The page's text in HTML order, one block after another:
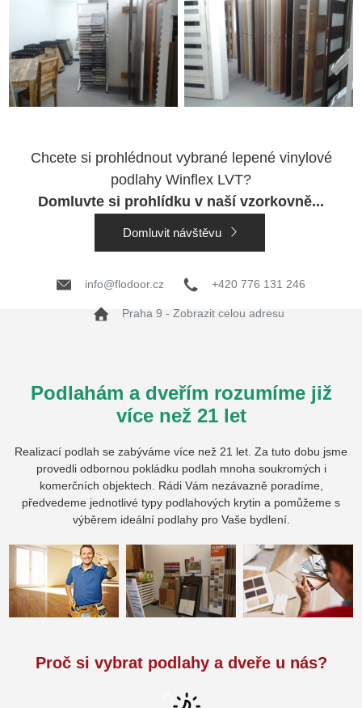
Chcete si prohlédnout vybrané lepené vinylové
podlahy Winflex LVT?
Domluvte si prohlídku v naší vzorkovně...
Domluvit návštěvu
info@flodoor.cz +420 776 131 246
Praha 9 - Zobrazit celou adresu
Podlahám a dveřím rozumíme již
více než 21 let
Realizací podlah se zabýváme více než 21 let. Za tuto dobu jsme
provedli odbornou pokládku podlah mnoha soukromých i
komerčních objektech. Rádi Vám nezávazně poradíme,
předvedeme jednotlivé typy podlahových krytin a pomůžeme s
výběrem ideální podlahy pro Vaše bydlení.
Proč si vybrat podlahy a dveře u nás?